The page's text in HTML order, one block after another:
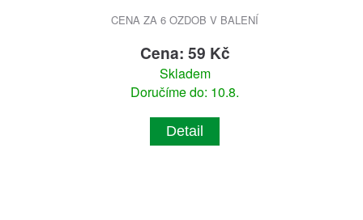
CENA ZA 6 OZDOB V BALENÍ
Cena: 59 Kč
Skladem
Doručíme do: 10.8.
Detail